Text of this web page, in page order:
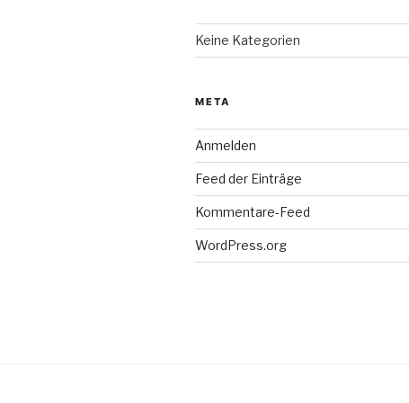
Keine Kategorien
META
Anmelden
Feed der Einträge
Kommentare-Feed
WordPress.org